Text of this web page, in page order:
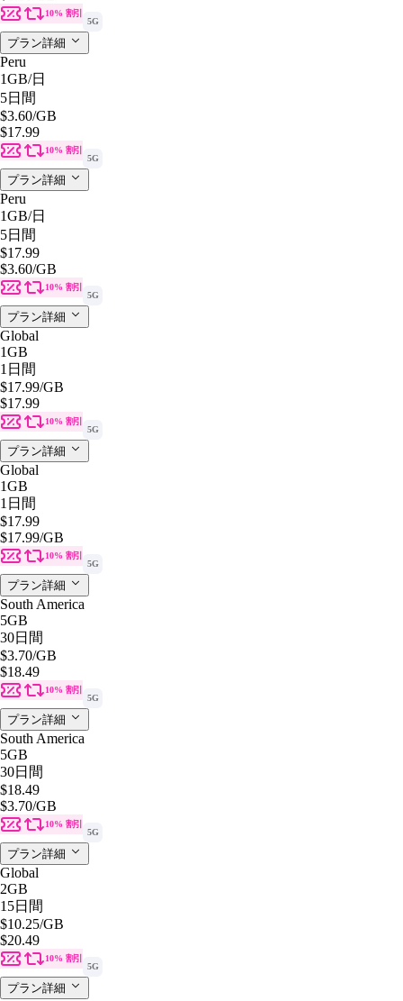
10% 割引
5G
プラン詳細
Peru
1GB/日
5日間
$3.60/GB
$17.99
10% 割引
5G
プラン詳細
Peru
1GB/日
5日間
$17.99
$3.60/GB
10% 割引
5G
プラン詳細
Global
1GB
1日間
$17.99/GB
$17.99
10% 割引
5G
プラン詳細
Global
1GB
1日間
$17.99
$17.99/GB
10% 割引
5G
プラン詳細
South America
5GB
30日間
$3.70/GB
$18.49
10% 割引
5G
プラン詳細
South America
5GB
30日間
$18.49
$3.70/GB
10% 割引
5G
プラン詳細
Global
2GB
15日間
$10.25/GB
$20.49
10% 割引
5G
プラン詳細